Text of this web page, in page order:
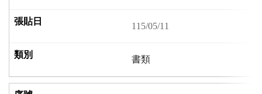
115/05/11
書類